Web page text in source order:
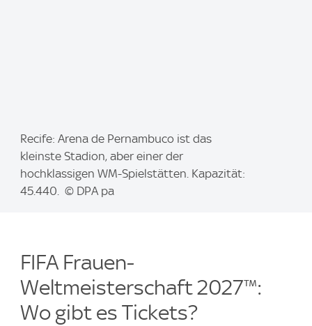
m
Recife: Arena de Pernambuco ist das
kleinste Stadion, aber einer der
hochklassigen WM-Spielstätten. Kapazität:
45.440. © DPA pa
FIFA Frauen-
Weltmeisterschaft 2027™:
Wo gibt es Tickets?